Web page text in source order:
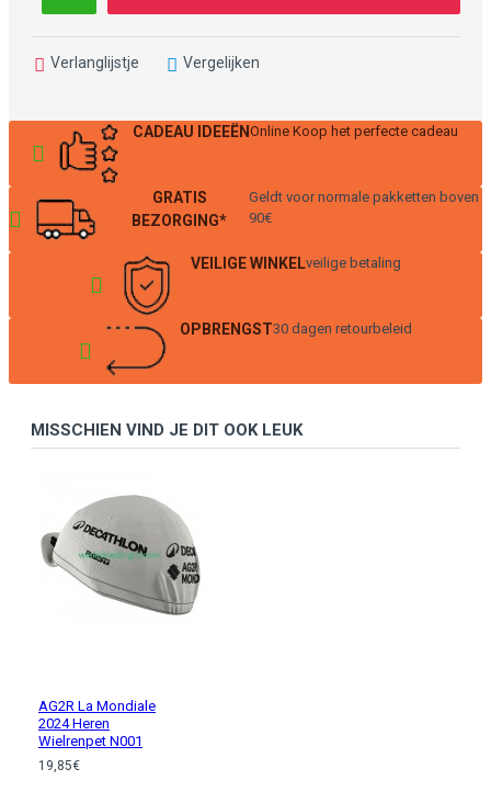
Verlanglijstje Vergelijken
CADEAU IDEEËNOnline Koop het perfecte cadeau
GRATIS
BEZORGING*
Geldt voor normale pakketten boven
90€
VEILIGE WINKELveilige betaling
OPBRENGST30 dagen retourbeleid
MISSCHIEN VIND JE DIT OOK LEUK
AG2R La Mondiale
2024 Heren
Wielrenpet N001
19,85€